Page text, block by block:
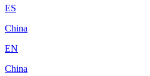
ES
China
EN
China